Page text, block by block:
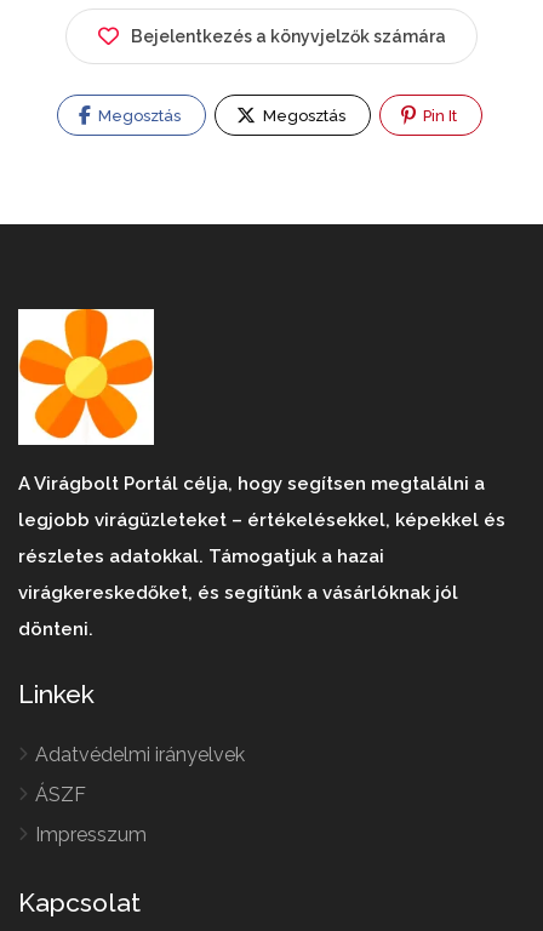
Bejelentkezés a könyvjelzők számára
Megosztás Megosztás Pin It
A Virágbolt Portál célja, hogy segítsen megtalálni a
legjobb virágüzleteket – értékelésekkel, képekkel és
részletes adatokkal. Támogatjuk a hazai
virágkereskedőket, és segítünk a vásárlóknak jól
dönteni.
Linkek
Adatvédelmi irányelvek
ÁSZF
Impresszum
Kapcsolat